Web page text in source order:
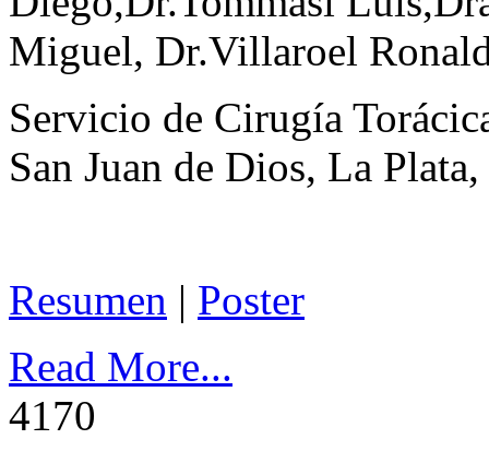
Miguel, Dr.Villaroel
Servicio de Cirugía
San Juan de Dios, La
Resumen | Poster
Read More...
4170